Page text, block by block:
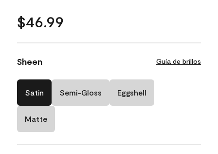
$46.99
Sheen Guía de brillos
Satin Semi-Gloss Eggshell
Matte